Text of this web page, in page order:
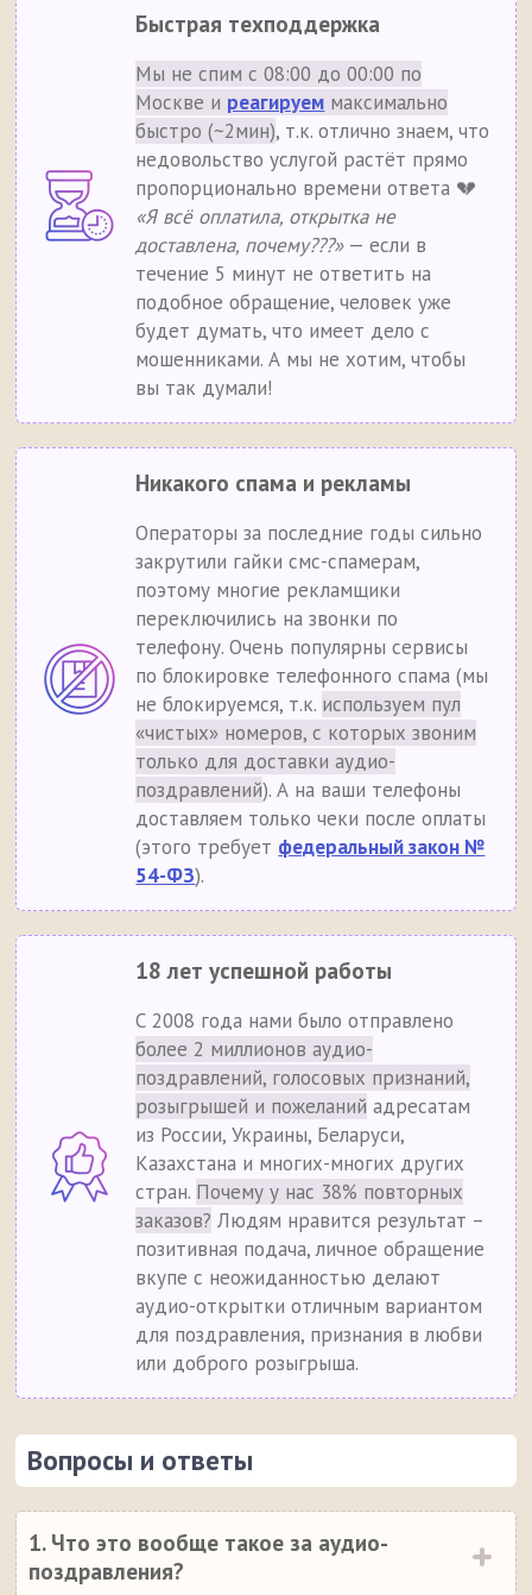
Быстрая техподдержка
Мы не спим с 08:00 до 00:00 по
Москве и реагируем максимально
быстро (~2мин), т.к. отлично знаем, что
недовольство услугой растёт прямо
пропорционально времени ответа 💔
«Я всё оплатила, открытка не
доставлена, почему???»— если в
течение 5 минут не ответить на
подобное обращение, человек уже
будет думать, что имеет дело с
мошенниками. А мы не хотим, чтобы
вы так думали!
Никакого спама и рекламы
Операторы за последние годы сильно
закрутили гайки смс-спамерам,
поэтому многие рекламщики
переключились на звонки по
телефону. Очень популярны сервисы
по блокировке телефонного спама (мы
не блокируемся, т.к. используем пул
«чистых» номеров, с которых звоним
только для доставки аудио-
поздравлений). А на ваши телефоны
доставляем только чеки после оплаты
(этого требует федеральный закон №
54-ФЗ).
18 лет успешной работы
С 2008 года нами было отправлено
более 2 миллионов аудио-
поздравлений, голосовых признаний,
розыгрышей и пожеланий адресатам
из России, Украины, Беларуси,
Казахстана и многих-многих других
стран. Почему у нас 38% повторных
заказов? Людям нравится результат –
позитивная подача, личное обращение
вкупе с неожиданностью делают
аудио-открытки отличным вариантом
для поздравления, признания в любви
или доброго розыгрыша.
Вопросы и ответы
1. Что это вообще такое за аудио-
поздравления?